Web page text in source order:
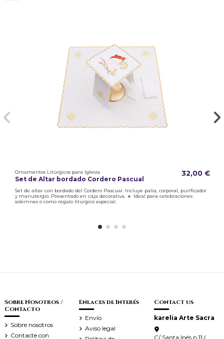
Ornamentos Litúrgicos para Iglesia
Set de Altar bordado Cordero Pascual
32,00 €
Set de altar con bordado del Cordero Pascual. Incluye palia, corporal, purificador
y manutergio. Presentado en caja decorativa. 🔸 Ideal para celebraciones
solemnes o como regalo litúrgico especial.
Sobre Nosotros /
Contacto
Sobre nosotros
Contacte con
Enlaces de Interés
Envío
Aviso legal
Contact us
karelia Arte Sacra
C/ Santa Inés n.11 (